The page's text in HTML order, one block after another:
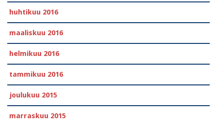
huhtikuu 2016
maaliskuu 2016
helmikuu 2016
tammikuu 2016
joulukuu 2015
marraskuu 2015